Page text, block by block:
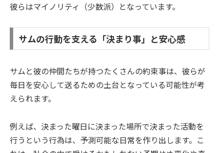
彼らはマイノリティ（少数派）となっています。
サムの行動を支える「決まり事」と安心感
サムと彼の仲間たちが持つたくさんの約束事は、彼らが
毎日を安心して送るための土台となっている可能性が考
えられます。
例えば、決まった曜日に決まった場所で決まった活動を
行うという行為は、予測可能な日常を作り出します。こ